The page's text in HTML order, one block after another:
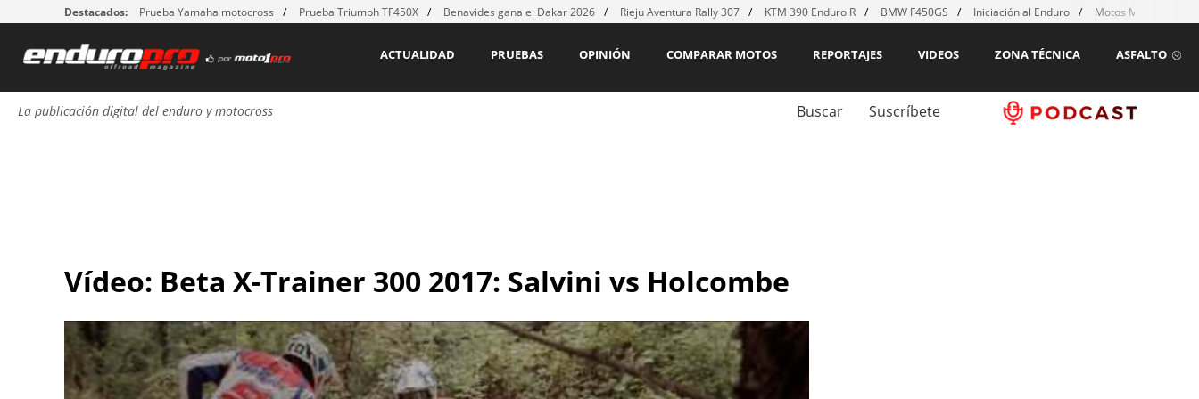
Destacados: Prueba Yamaha motocross Prueba Triumph TF450X Benavides gana el Dakar 2026 Rieju Aventura Rally 307 KTM 390 Enduro R BMW F450GS Iniciación al Enduro Motos MX para
ASFALTO
ZONA TÉCNICA
VIDEOS
REPORTAJES
COMPARAR MOTOS
OPINIÓN
PRUEBAS
ACTUALIDAD
La publicación digital del enduro y motocross Buscar Suscríbete
Vídeo: Beta X-Trainer 300 2017: Salvini vs Holcombe